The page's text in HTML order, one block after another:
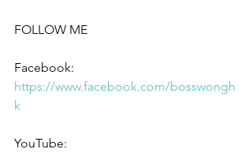
FOLLOW ME
Facebook:
https://www.facebook.com/bosswongh
k
YouTube: